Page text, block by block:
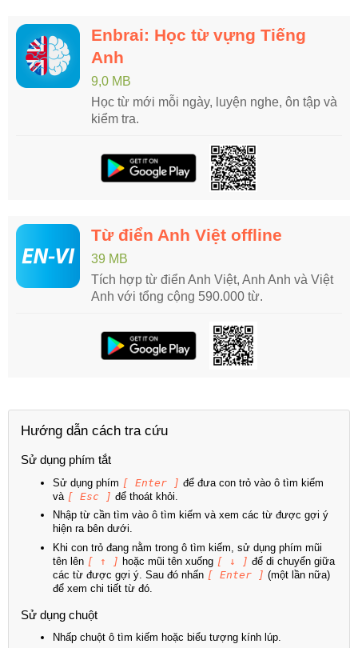
Enbrai: Học từ vựng Tiếng
Anh
9,0 MB
Học từ mới mỗi ngày, luyện nghe, ôn tập và
kiểm tra.
Từ điển Anh Việt offline
39 MB
Tích hợp từ điển Anh Việt, Anh Anh và Việt
Anh với tổng cộng 590.000 từ.
Hướng dẫn cách tra cứu
Sử dụng phím tắt
Sử dụng phím [ Enter ] để đưa con trỏ vào ô tìm kiếm
và [ Esc ] để thoát khỏi.
Nhập từ cần tìm vào ô tìm kiếm và xem các từ được gợi ý
hiện ra bên dưới.
Khi con trỏ đang nằm trong ô tìm kiếm, sử dụng phím mũi
tên lên [ ↑ ] hoặc mũi tên xuống [ ↓ ] để di chuyển giữa
các từ được gợi ý. Sau đó nhấn [ Enter ] (một lần nữa)
để xem chi tiết từ đó.
Sử dụng chuột
Nhấp chuột ô tìm kiếm hoặc biểu tượng kính lúp.